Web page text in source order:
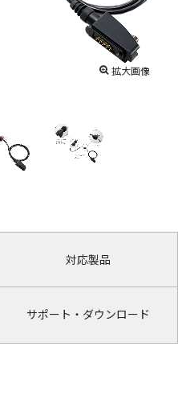
拡大画像
対応製品
サポート・ダウンロード